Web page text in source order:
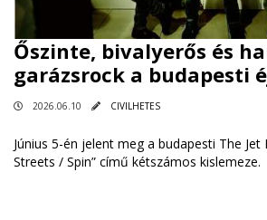
Őszinte, bivalyerős és
garázsrock a budapesti
2026.06.10 CIVILHETES
Június 5-én jelent meg a budapesti The Jet
Streets / Spin” című kétszámos kislemeze.